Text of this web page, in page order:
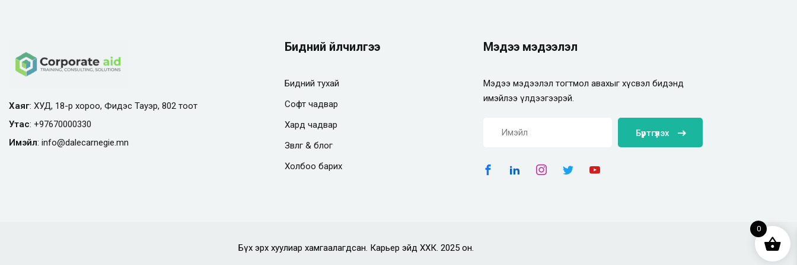
Хаяг: ХУД, 18-р хороо, Фидэс Тауэр, 802 тоот
Утас: +97670000330
Имэйл: info@dalecarnegie.mn
Бидний үйлчилгээ
Бидний тухай
Софт чадвар
Хард чадвар
Зөвлөгөө & блог
Холбоо барих
Мэдээ мэдээлэл
Мэдээ мэдээлэл тогтмол авахыг хүсвэл бидэнд
имэйлээ үлдээгээрэй.
Бүртгүүлэх
Бүх эрх хуулиар хамгаалагдсан. Карьер эйд ХХК. 2025 он.
0